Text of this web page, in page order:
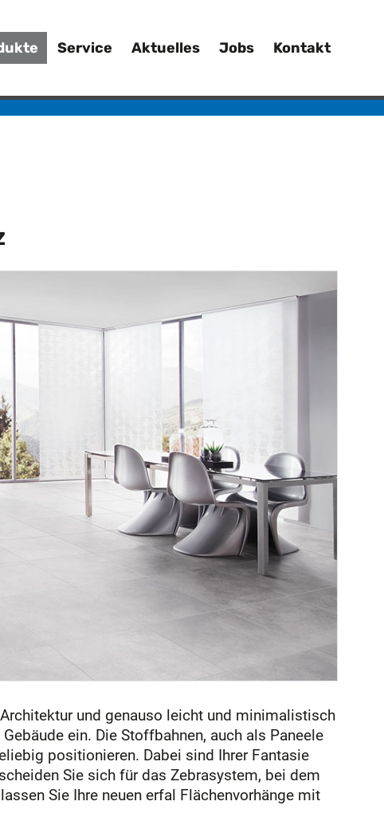
Service Aktuelles Jobs Kontakt
und genauso leicht und minimalistisch
ein. Die Stoffbahnen, auch als Paneele
positionieren. Dabei sind Ihrer Fantasie
Sie sich für das Zebrasystem, bei dem
Sie Ihre neuen erfal Flächenvorhänge mit